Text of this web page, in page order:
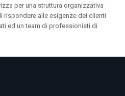
per una struttura organizzativa
rispondere alle esigenze dei clienti
ed un team di professionisti di